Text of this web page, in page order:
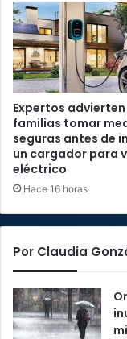
Expertos advierten
familias tomar
seguras antes de
un cargador para
eléctrico
Hace 16 horas
Por Claudia